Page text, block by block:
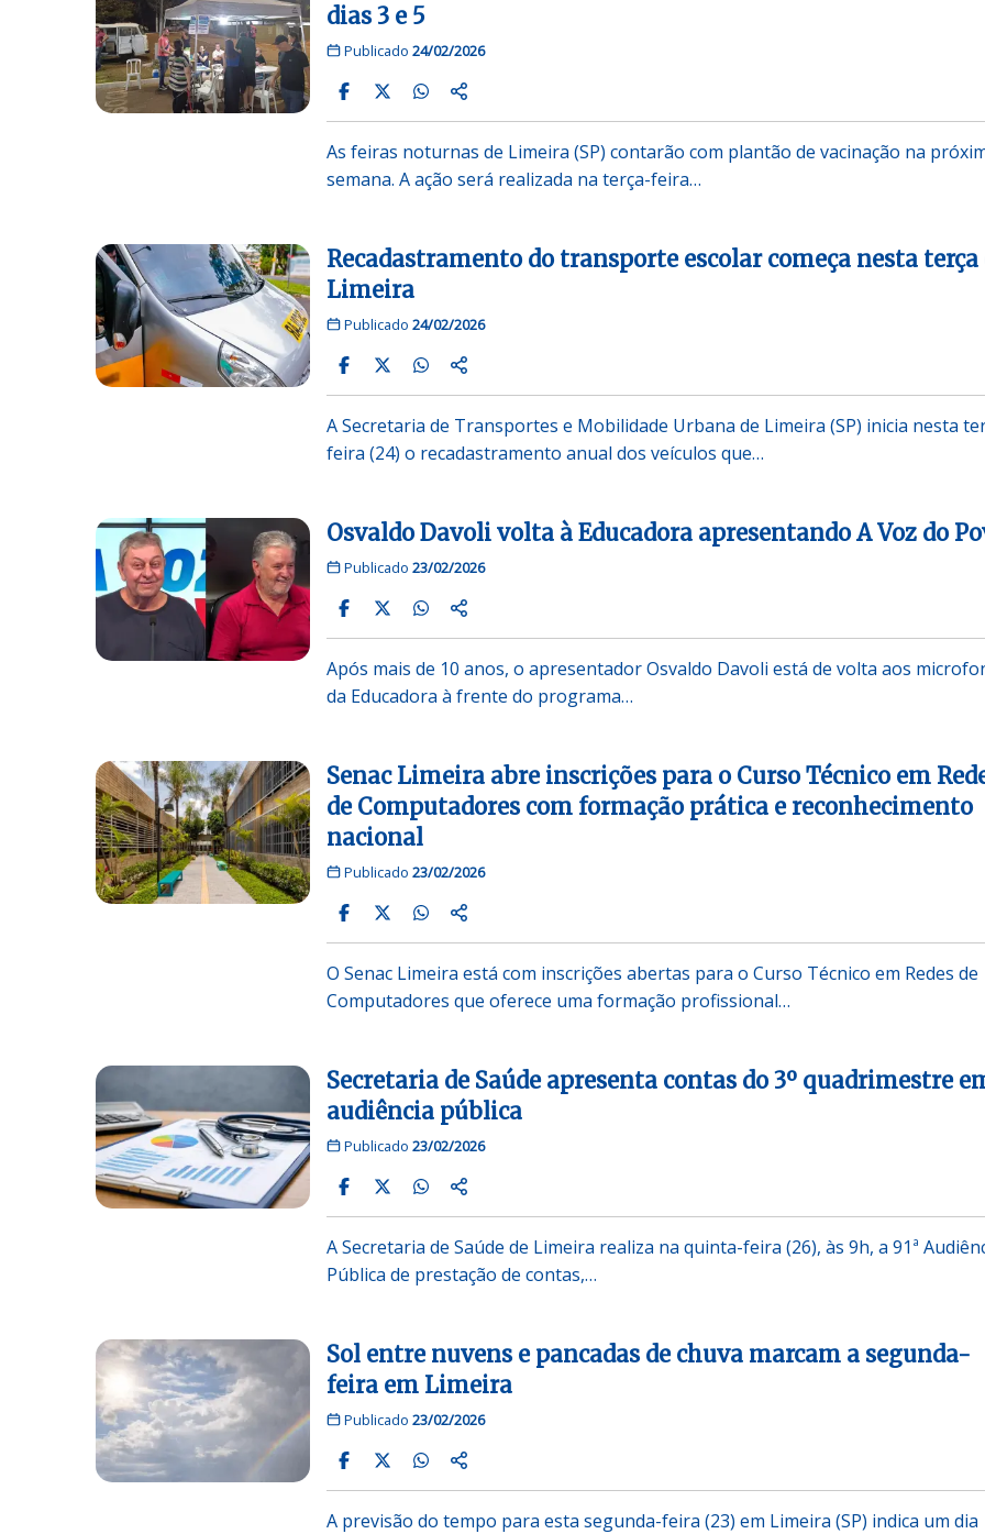
dias 3 e 5
Publicado 24/02/2026
As feiras noturnas de Limeira (SP) contarão com plantão de vacinação na
semana. A ação será realizada na terça-feira…
Recadastramento do transporte escolar começa nesta terça
Limeira
Publicado 24/02/2026
A Secretaria de Transportes e Mobilidade Urbana de Limeira (SP) inicia nesta
feira (24) o recadastramento anual dos veículos que…
Osvaldo Davoli volta à Educadora apresentando A Voz do
Publicado 23/02/2026
Após mais de 10 anos, o apresentador Osvaldo Davoli está de volta aos
da Educadora à frente do programa…
Senac Limeira abre inscrições para o Curso Técnico em
de Computadores com formação prática e reconhecimento
nacional
Publicado 23/02/2026
O Senac Limeira está com inscrições abertas para o Curso Técnico em Redes de
Computadores que oferece uma formação profissional…
Secretaria de Saúde apresenta contas do 3º quadrimestre
audiência pública
Publicado 23/02/2026
A Secretaria de Saúde de Limeira realiza na quinta-feira (26), às 9h, a 91ª
Pública de prestação de contas,…
Sol entre nuvens e pancadas de chuva marcam a segunda-
feira em Limeira
Publicado 23/02/2026
A previsão do tempo para esta segunda-feira (23) em Limeira (SP) indica um dia